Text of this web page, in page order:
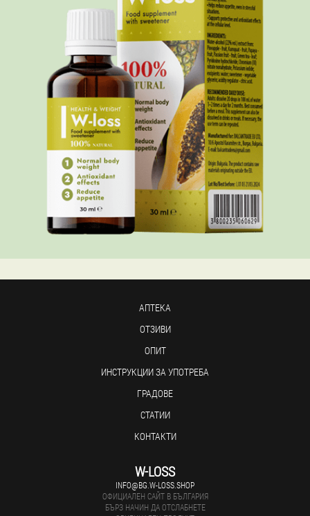
АПТЕКА
ОТЗИВИ
ОПИТ
ИНСТРУКЦИИ ЗА УПОТРЕБА
ГРАДОВЕ
СТАТИИ
КОНТАКТИ
W-LOSS
INFO@BG.W-LOSS.SHOP
ОФИЦИАЛЕН САЙТ В БЪЛГАРИЯ
БЪРЗ НАЧИН ДА ОТСЛАБНЕТЕ